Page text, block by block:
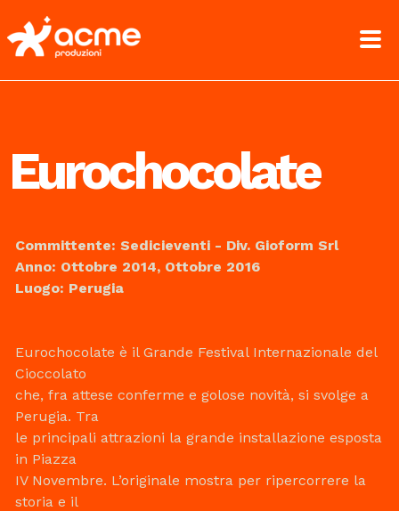
Eurochocolate
Committente: Sedicieventi - Div. Gioform Srl
Anno: Ottobre 2014, Ottobre 2016
Luogo: Perugia
Eurochocolate è il Grande Festival Internazionale del
Cioccolato
che, fra attese conferme e golose novità, si svolge a
Perugia. Tra
le principali attrazioni la grande installazione esposta
in Piazza
IV Novembre. L’originale mostra per ripercorrere la
storia e il